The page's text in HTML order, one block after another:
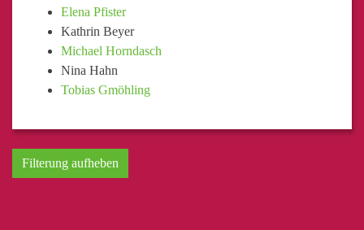
Elena Pfister
Kathrin Beyer
Michael Horndasch
Nina Hahn
Tobias Gmöhling
Filterung aufheben